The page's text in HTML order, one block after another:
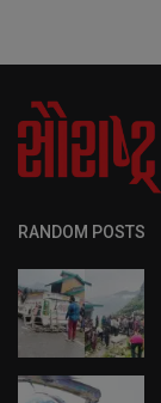
RANDOM POSTS